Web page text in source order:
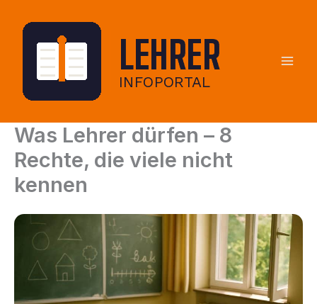
Inhalt
springen
Was Lehrer dürfen – 8
Rechte, die viele nicht
kennen